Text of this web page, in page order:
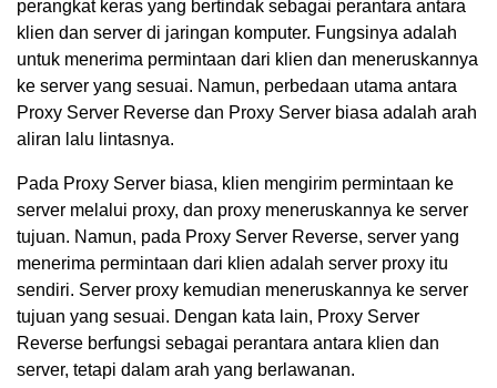
perangkat keras yang bertindak sebagai perantara antara
klien dan server di jaringan komputer. Fungsinya adalah
untuk menerima permintaan dari klien dan meneruskannya
ke server yang sesuai. Namun, perbedaan utama antara
Proxy Server Reverse dan Proxy Server biasa adalah arah
aliran lalu lintasnya.
Pada Proxy Server biasa, klien mengirim permintaan ke
server melalui proxy, dan proxy meneruskannya ke server
tujuan. Namun, pada Proxy Server Reverse, server yang
menerima permintaan dari klien adalah server proxy itu
sendiri. Server proxy kemudian meneruskannya ke server
tujuan yang sesuai. Dengan kata lain, Proxy Server
Reverse berfungsi sebagai perantara antara klien dan
server, tetapi dalam arah yang berlawanan.